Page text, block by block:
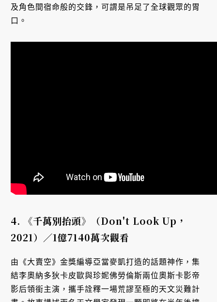
及角色間宿命般的交鋒，可謂是吊足了全球觀眾的胃
口。
4. 《千萬別抬頭》（Don't Look Up ，
2021）／1億7140萬次觀看
由《大賣空》金獎編導亞當麥凱打造的話題神作，集
結李奧納多狄卡皮歐與珍妮佛勞倫斯兩位奧斯卡影帝
影后領銜主演，攜手詮釋一場荒謬至極的天文災難計